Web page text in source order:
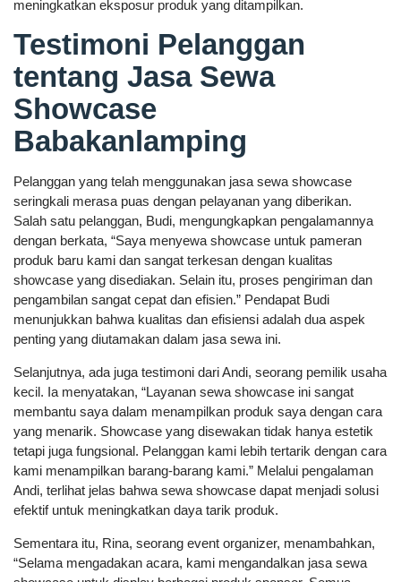
meningkatkan eksposur produk yang ditampilkan.
Testimoni Pelanggan
tentang Jasa Sewa
Showcase
Babakanlamping
Pelanggan yang telah menggunakan jasa sewa showcase
seringkali merasa puas dengan pelayanan yang diberikan.
Salah satu pelanggan, Budi, mengungkapkan pengalamannya
dengan berkata, “Saya menyewa showcase untuk pameran
produk baru kami dan sangat terkesan dengan kualitas
showcase yang disediakan. Selain itu, proses pengiriman dan
pengambilan sangat cepat dan efisien.” Pendapat Budi
menunjukkan bahwa kualitas dan efisiensi adalah dua aspek
penting yang diutamakan dalam jasa sewa ini.
Selanjutnya, ada juga testimoni dari Andi, seorang pemilik usaha
kecil. Ia menyatakan, “Layanan sewa showcase ini sangat
membantu saya dalam menampilkan produk saya dengan cara
yang menarik. Showcase yang disewakan tidak hanya estetik
tetapi juga fungsional. Pelanggan kami lebih tertarik dengan cara
kami menampilkan barang-barang kami.” Melalui pengalaman
Andi, terlihat jelas bahwa sewa showcase dapat menjadi solusi
efektif untuk meningkatkan daya tarik produk.
Sementara itu, Rina, seorang event organizer, menambahkan,
“Selama mengadakan acara, kami mengandalkan jasa sewa